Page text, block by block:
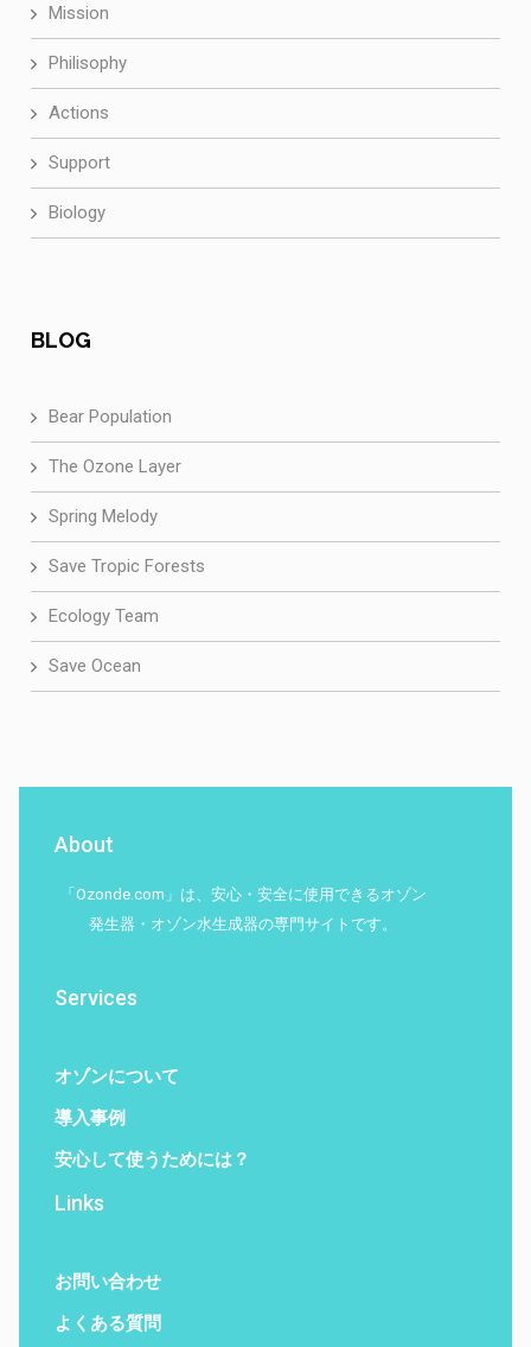
Mission
Philisophy
Actions
Support
Biology
BLOG
Bear Population
The Ozone Layer
Spring Melody
Save Tropic Forests
Ecology Team
Save Ocean
About
「Ozonde.com」は、安心・安全に使用できるオゾン
発生器・オゾン水生成器の専門サイトです。
Services
オゾンについて
導入事例
安心して使うためには？
Links
お問い合わせ
よくある質問